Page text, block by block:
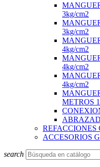
3kg/cm2
3kg/cm2
4kg/cm2
4kg/cm2
4kg/cm2
METROS
REFACCIONES
ACCESORIOS
search